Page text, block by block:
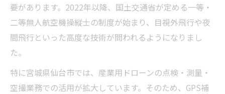
要があります。2022年以降、国土交通省が定める一等・
二等無人航空機操縦士の制度が始まり、目視外飛行や夜
間飛行といった高度な技術が問われるようになりまし
た。
特に宮城県仙台市では、産業用ドローンの点検・測量・
空撮業務での活用が拡大しています。そのため、GPS補